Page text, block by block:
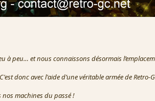
à peu… et nous connaissons désormais
donc avec l'aide d’une véritable armée de
machines du passé !